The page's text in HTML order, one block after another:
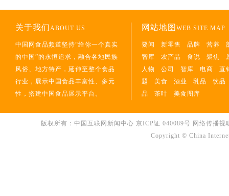
关于我们ABOUT US
中国网食品频道坚持“给你一个真实
的中国”的永恒追求，融合各地民族
风俗、地方特产，延伸至整个食品
行业，展示中国食品丰富性、多元
性，搭建中国食品展示平台。
网站地图 WEB SITE MAP
要闻 新零售 品牌 营养
智库
农产品 食说 聚焦
人物
公司 智库 电商
直
题
美食 酒业 乳品
饮品
品
茶叶 美食图库
版权所有：中国互联网新闻中心 京ICP证 040089号 网络传播
Copyright © China